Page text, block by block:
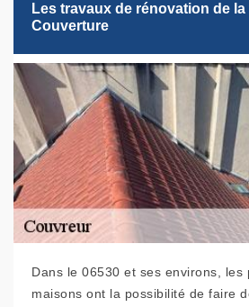
Les travaux de rénovation de la
Couverture
Dans le 06530 et ses environs, les
maisons ont la possibilité de faire